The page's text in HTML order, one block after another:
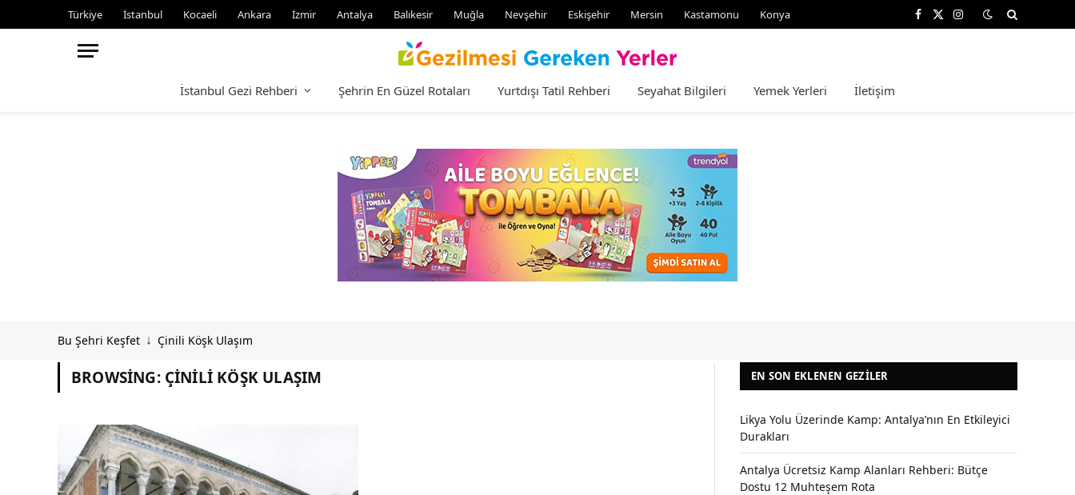
Türkiye İstanbul Kocaeli Ankara İzmir Antalya Balıkesir Muğla Nevşehir Eskişehir Mersin Kastamonu Konya Facebook
X
Instagram
İstanbul Gezi Rehberi Şehrin En Güzel Rotaları Yurtdışı Tatil Rehberi Seyahat Bilgileri Yemek Yerleri İletişim
Bu Şehri Keşfet ↓ Çinili Köşk Ulaşım
BROWSING: ÇINILI KÖŞK ULAŞIM EN SON EKLENEN GEZILER
Likya Yolu Üzerinde Kamp: Antalya’nın En Etkileyici
Durakları
Antalya Ücretsiz Kamp Alanları Rehberi: Bütçe
Dostu 12 Muhteşem Rota